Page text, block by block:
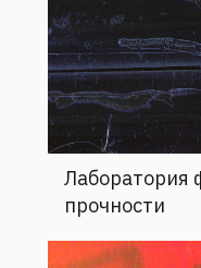
Лаборатория
прочности